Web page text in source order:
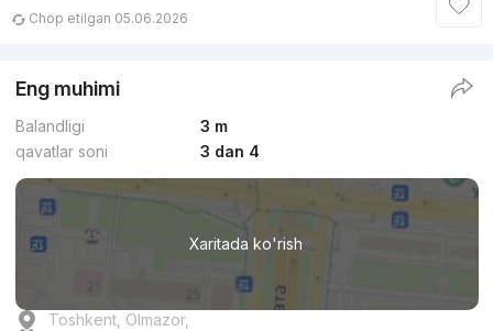
Chop etilgan 05.06.2026
Eng muhimi
Balandligi
3 m
qavatlar soni
3 dan 4
Xaritada ko'rish
Toshkent, Olmazor,